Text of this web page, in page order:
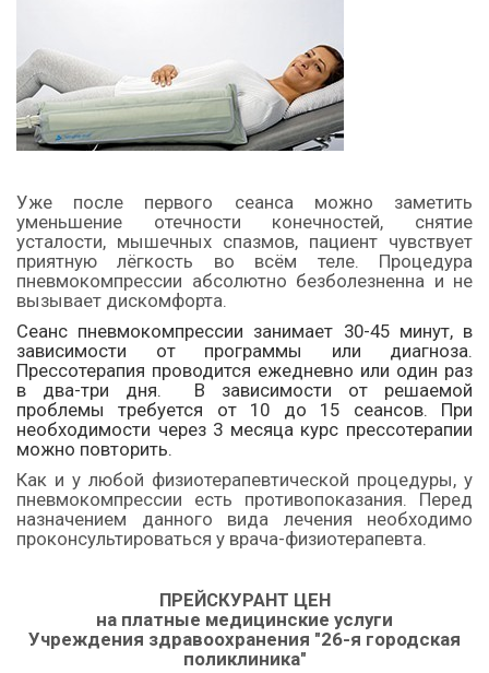
Уже после первого сеанса можно заметить
уменьшение отечности конечностей, снятие
усталости, мышечных спазмов, пациент чувствует
приятную лёгкость во всём теле. Процедура
пневмокомпрессии абсолютно безболезненна и не
вызывает дискомфорта.
Сеанс пневмокомпрессии занимает 30-45 минут, в
зависимости от программы или диагноза.
Прессотерапия проводится ежедневно или один раз
в два-три дня. В зависимости от решаемой
проблемы требуется от 10 до 15 сеансов. При
необходимости через 3 месяца курс прессотерапии
можно повторить.
Как и у любой физиотерапевтической процедуры, у
пневмокомпрессии есть противопоказания. Перед
назначением данного вида лечения необходимо
проконсультироваться у врача-физиотерапевта.
ПРЕЙСКУРАНТ ЦЕН
на платные медицинские услуги
Учреждения здравоохранения "26-я городская
поликлиника"